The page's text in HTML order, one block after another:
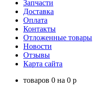
Запчасти
Доставка
Оплата
Контакты
Отложенные товары
Новости
Отзывы
Карта сайта
товаров 0 на 0 p